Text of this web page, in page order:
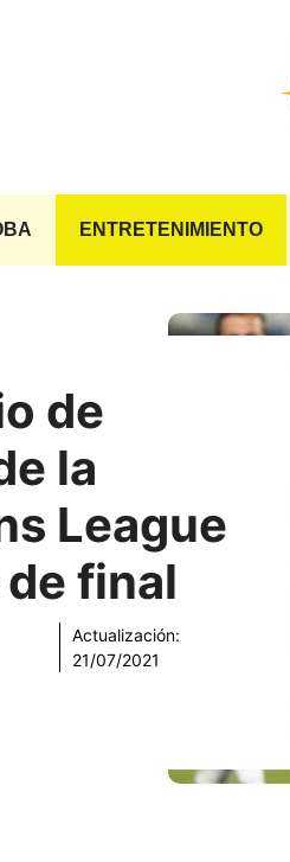
ENTRETENIMIENTO
de
la
League
final
Actualización:
21/07/2021